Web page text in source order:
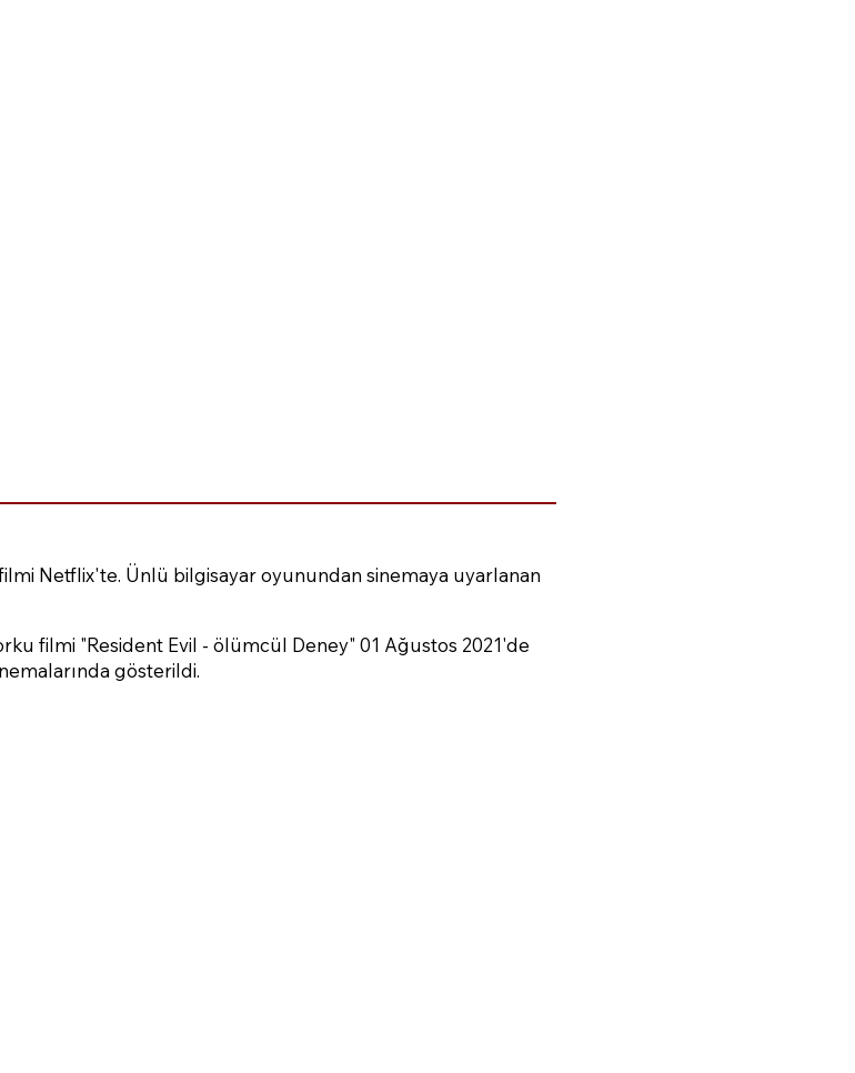
Netflix'te. Ünlü bilgisayar oyunundan sinemaya uyarlanan
filmi "Resident Evil - ölümcül Deney" 01 Ağustos 2021'de
gösterildi.